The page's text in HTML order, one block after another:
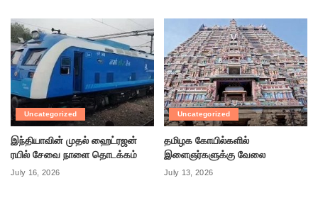
Uncategorized
இந்தியாவின் முதல் ஹைட்ரஜன்
ரயில் சேவை நாளை தொடக்கம்
July 16, 2026
Uncategorized
தமிழக கோயில்களில்
இளைஞர்களுக்கு வேலை
July 13, 2026